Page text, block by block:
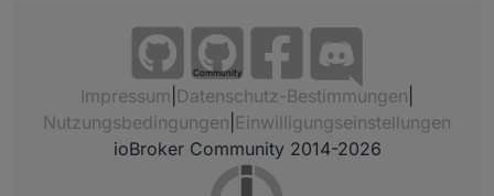
Community
Impressum Datenschutz-Bestimmungen
Nutzungsbedingungen Einwilligungseinstellungen
ioBroker Community 2014-2026